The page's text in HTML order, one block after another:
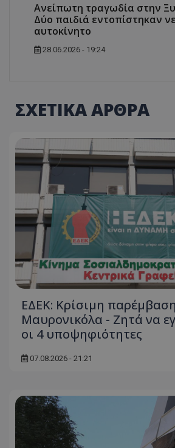
Ανείπωτη τραγωδία στην
Δύο παιδιά εντοπίστηκαν
αυτοκίνητο
28.06.2026 - 19:24
ΣΧΕΤΙΚΑ ΑΡΘΡΑ
ΕΔΕΚ: Κρίσιμη παρέμβαση
Μαυρονικόλα - Ζητά να
οι 4 υποψηφιότητες
07.08.2026 - 21:21